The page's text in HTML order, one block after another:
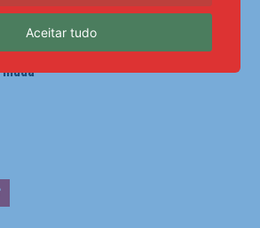
Lei garante frete mínimo no
transporte de cargas; saiba o que
muda
Aceitar tudo